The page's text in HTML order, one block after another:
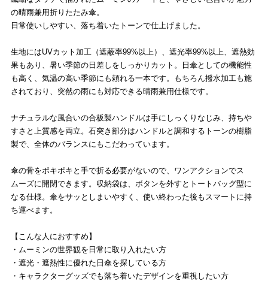
の晴雨兼用折りたたみ傘。
日常使いしやすい、落ち着いたトーンで仕上げました。
生地にはUVカット加工（遮蔽率99%以上）、遮光率99%以上、遮熱効
果もあり、暑い季節の日差しをしっかりカット。日傘としての機能性
も高く、気温の高い季節にも頼れる一本です。もちろん撥水加工も施
されており、突然の雨にも対応できる晴雨兼用仕様です。
ナチュラルな風合いの合板製ハンドルは手にしっくりなじみ、持ちや
すさと上質感を両立。石突き部分はハンドルと調和するトーンの樹脂
製で、全体のバランスにもこだわっています。
傘の骨をポキポキと手で折る必要がないので、ワンアクションでス
ムーズに開閉できます。収納袋は、ボタンを外すとトートバッグ型に
なる仕様。傘をサッとしまいやすく、使い終わった後もスマートに持
ち運べます。
【こんな人におすすめ】
・ムーミンの世界観を日常に取り入れたい方
・遮光・遮熱性に優れた日傘を探している方
・キャラクターグッズでも落ち着いたデザインを重視したい方